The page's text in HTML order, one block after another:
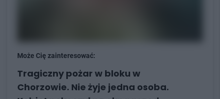
Może Cię zainteresować:
Tragiczny pożar w bloku w
Chorzowie. Nie żyje jedna osoba.